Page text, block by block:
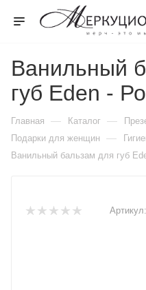
Ванильный
губ Eden -
Главная — Каталог —
Подарки для женщин —
Ванильный бальзам для губ
Артикул: